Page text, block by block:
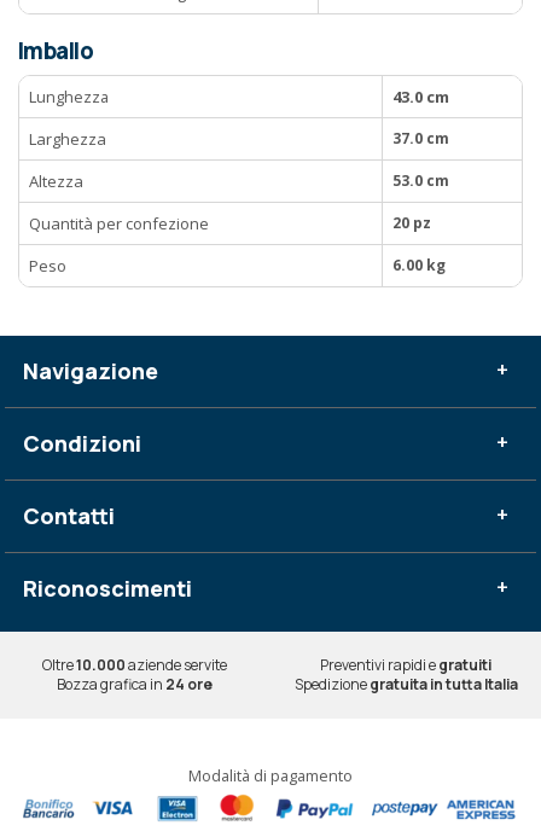
Imballo
Lunghezza
43.0 cm
Larghezza
37.0 cm
Altezza 53.0 cm
Quantità per confezione 20 pz
Peso 6.00 kg
Navigazione +
Condizioni +
Contatti +
Riconoscimenti +
Oltre10.000aziende servite Preventivi rapidi egratuiti
Bozza grafica in 24 ore Spedizionegratuita in tutta Italia
Modalità di pagamento